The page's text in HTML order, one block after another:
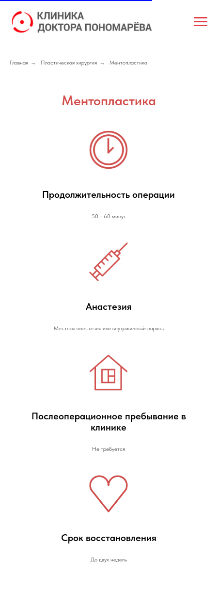
Главная → Пластическая хирургия → Ментопластика
Ментопластика
Продолжительность операции
50 - 60 минут
Анастезия
Местная анестезия или внутривенный наркоз
Послеоперационное пребывание в
клинике
Не требуется
Срок восстановления
До двух недель